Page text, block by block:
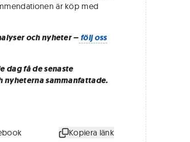
är köp med
och nyheter – följ oss
dag få de senaste
sammanfattade.
Kopiera länk